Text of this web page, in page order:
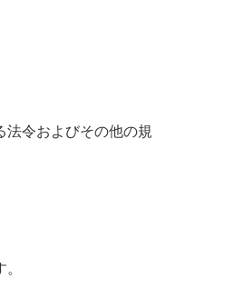
令およびその他の規